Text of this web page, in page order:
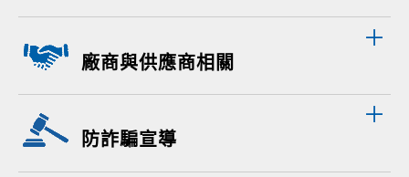
廠商與供應商相關
防詐騙宣導